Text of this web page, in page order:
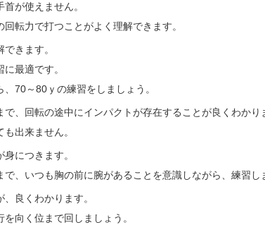
が使えません。
転力で打つことがよく理解できます。
きます。
最適です。
70～80ｙの練習をしましょう。
、回転の途中にインパクトが存在することが良くわかり
出来ません。
につきます。
、いつも胸の前に腕があることを意識しながら、練習し
良くわかります。
向く位まで回しましょう。